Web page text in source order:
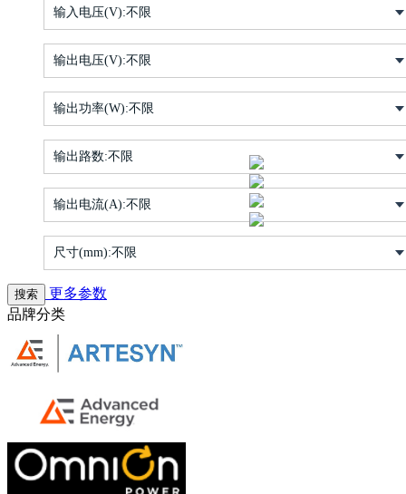
输入电压(V):不限
输出电压(V):不限
输出功率(W):不限
输出路数:不限
输出电流(A):不限
尺寸(mm):不限
更多参数
品牌分类